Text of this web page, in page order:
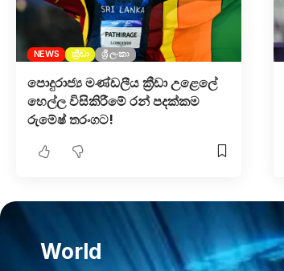
NEWS ක්‍රීඩා ශ්‍රී ලංකා
පොදුරාජ්‍ය මණ්ඩලීය ක්‍රීඩා උළෙලේ
හෙල්ල විසිකිරීමේ රන් පදක්කම
රුමේෂ් තරංගට!
World